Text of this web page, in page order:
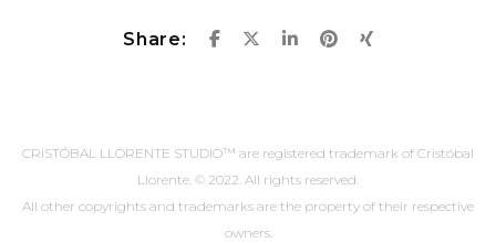
Share:
CRISTÓBAL LLORENTE STUDIO™ are registered trademark of Cristóbal
Llorente. © 2022. All rights reserved.
All other copyrights and trademarks are the property of their respective
owners.